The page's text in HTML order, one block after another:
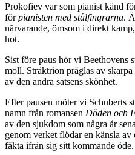
Prokofiev var som pianist känd
förpianisten med stålfingrarna.
närvarande, ömsom i direkt
hot.
Sist före paus hör vi Beethovens
moll. Stråktrion präglas av
av den andra satsens skönhet.
Efter pausen möter vi Schuberts
namn från romansen Döden och
av den sjukdom som några år
genom verket flödar en känsla
fäkta ifrån sig sitt kommande öde.